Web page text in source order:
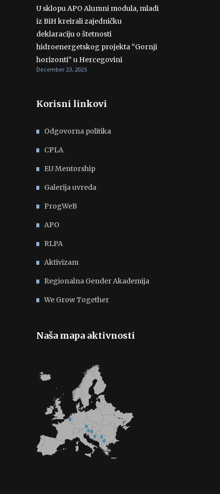
U sklopu APO Alumni modula, mladi
iz BiH kreirali zajedničku
deklaraciju o štetnosti
hidroenergetskog projekta “Gornji
horizonti” u Hercegovini
December 23, 2025
Korisni linkovi
Odgovorna politika
CPLA
EU Mentorship
Galerija uvreda
ProgWeB
APO
RLPA
Aktivizam
Regionalna Gender Akademija
We Grow Together
Naša mapa aktivnosti